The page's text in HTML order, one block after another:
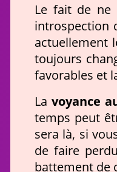
Le fait de ne
introspection
actuellement
toujours
favorables et
Lavoyance
temps peut
sera là, si
de faire
battement de